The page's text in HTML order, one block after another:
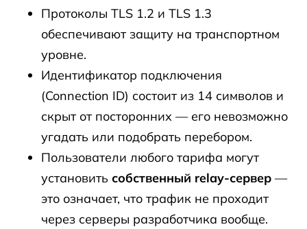
Протоколы TLS 1.2 и TLS 1.3
обеспечивают защиту на транспортном
уровне.
Идентификатор подключения
(Connection ID) состоит из 14 символов и
скрыт от посторонних — его невозможно
угадать или подобрать перебором.
Пользователи любого тарифа могут
установить собственный relay-сервер —
это означает, что трафик не проходит
через серверы разработчика вообще.